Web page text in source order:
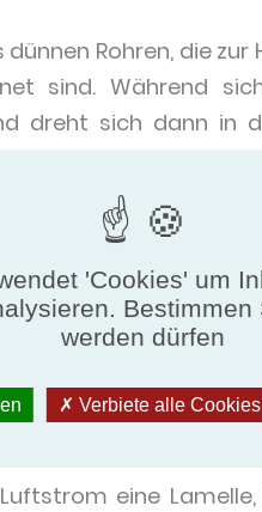
Rohren, die
sind. Während
dreht sich dann in
warm wird. Ein
einen Motor
der
werden, in
Einlass- und
eine
'Cookies' um
werden dürfen
Verbiete alle Cookies